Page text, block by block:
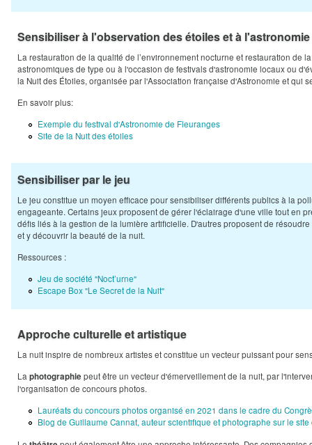
Sensibiliser à l'observation des étoiles et à l'astronomie
La restauration de la qualité de l’environnement nocturne et restauration de
astronomiques de type ou à l'occasion de festivals d'astronomie locaux ou
la Nuit des Étoiles, organisée par l'Association française d'Astronomie et qui
En savoir plus:
Exemple du festival d'Astronomie de Fleuranges
Site de la Nuit des étoiles
Sensibiliser par le jeu
Le jeu constitue un moyen efficace pour sensibiliser différents publics à la
engageante. Certains jeux proposent de gérer l'éclairage d'une ville tout en
défis liés à la gestion de la lumière artificielle.​ D'autres proposent de
et y découvrir la beauté de la nuit.
Ressources :
Jeu de société "Noct’urne"
Escape Box "Le Secret de la Nuit"
Approche culturelle et artistique
La nuit inspire de nombreux artistes et constitue un vecteur puissant pour
La photographie peut être un vecteur d'émerveillement de la nuit, par
l'organisation de concours photos.
Lauréats du concours photos organisé en 2021 dans le cadre du
Blog de Guillaume Cannat, auteur scientifique et photographe sur le